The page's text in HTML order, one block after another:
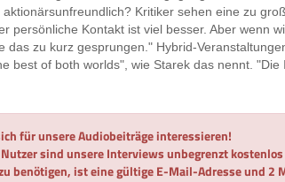
Kritiker sehen eine zu
persönliche Kontakt ist viel besser. Aber wenn
das zu kurz gesprungen." Hybrid-
best of both worlds", wie Starek das nennt.
für unsere Audiobeiträge interessieren!
sind unsere Interviews unbegrenzt
benötigen, ist eine gültige E-Mail-Adresse und 2